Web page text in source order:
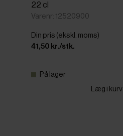
22 cl
Varenr: 12520900
Din pris (ekskl. moms)
41,50 kr./stk.
På lager
Læg i kurv